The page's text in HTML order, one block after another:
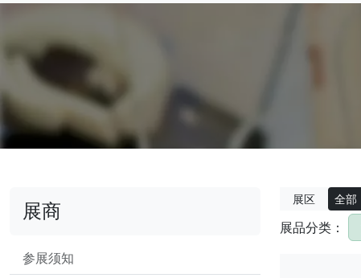
展商
参展须知
展区 全部
展品分类：